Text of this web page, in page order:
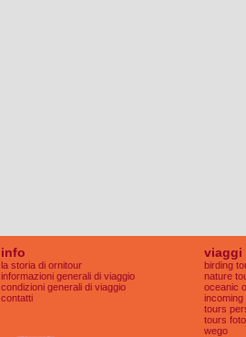
info
la storia di ornitour
informazioni generali di viaggio
condizioni generali di viaggio
contatti
viaggi
birding
nature
oceanic
incoming
tours
tours
wego